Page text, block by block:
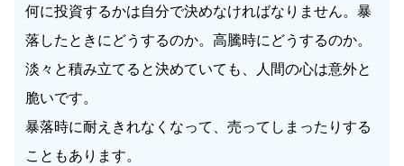
何に投資するかは自分で決めなければなりません。暴
落したときにどうするのか。高騰時にどうするのか。
淡々と積み立てると決めていても、人間の心は意外と
脆いです。
暴落時に耐えきれなくなって、売ってしまったりする
こともあります。